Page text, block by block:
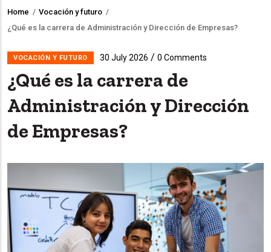
Breadcrumb
Home / Vocación y futuro /
¿Qué es la carrera de Administración y Dirección de Empresas?
VOCACIÓN Y FUTURO 30 July 2026 / 0 Comments
¿Qué es la carrera de
Administración y Dirección
de Empresas?